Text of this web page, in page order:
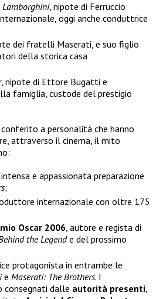
, nipote di Ferruccio
oggi anche conduttrice
dei fratelli Maserati, e suo figlio
della storica casa
, nipote di Ettore Bugatti e
famiglia, custode del prestigio
a personalità che hanno
attraverso il cinema, il mito
e appassionata preparazione
;
internazionale con oltre 175
Oscar 2006, autore e regista di
the Legende del prossimo
protagonista in entrambe le
e Maserati: The Brothers. I
consegnati dalle autorità presenti,